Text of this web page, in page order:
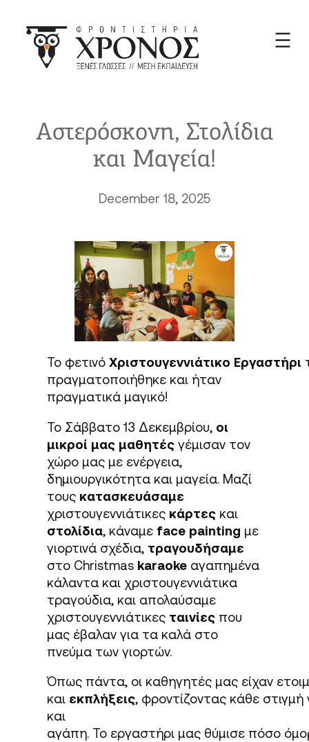
content
Αστερόσκονη, Στολίδια
και Μαγεία!
December 18, 2025
Το φετινό Χριστουγεννιάτικο Εργαστήρι
πραγματοποιήθηκε και ήταν
πραγματικά μαγικό!
Το Σάββατο 13 Δεκεμβρίου, οι
μικροί μας μαθητές γέμισαν τον
χώρο μας με ενέργεια,
δημιουργικότητα και μαγεία. Μαζί
τους κατασκευάσαμε
χριστουγεννιάτικες κάρτες και
στολίδια, κάναμε face painting με
γιορτινά σχέδια, τραγουδήσαμε
στο Christmas karaoke αγαπημένα
κάλαντα και χριστουγεννιάτικα
τραγούδια, και απολαύσαμε
χριστουγεννιάτικες ταινίες που
μας έβαλαν για τα καλά στο
πνεύμα των γιορτών.
Όπως πάντα, οι καθηγητές μας είχαν
και εκπλήξεις, φροντίζοντας κάθε στιγμή
και
αγάπη. Το εργαστήρι μας θύμισε πόσο